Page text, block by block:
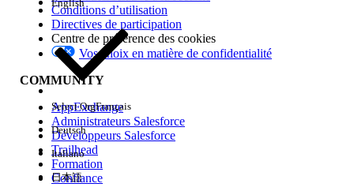
Edition
Expérience
Conditions d’utilisation
Directives de participation
Centre de préférence des cookies
Vos choix en matière de confidentialité
COMMUNITY
AppExchange
Administrateurs Salesforce
Développeurs Salesforce
Trailhead
Formation
Confiance
English
Select OrgFrançais
Deutsch
Italiano
日本語